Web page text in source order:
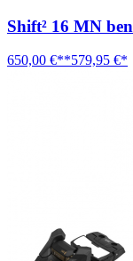
Shift² 16 MN
650,00 €**579,95 €*